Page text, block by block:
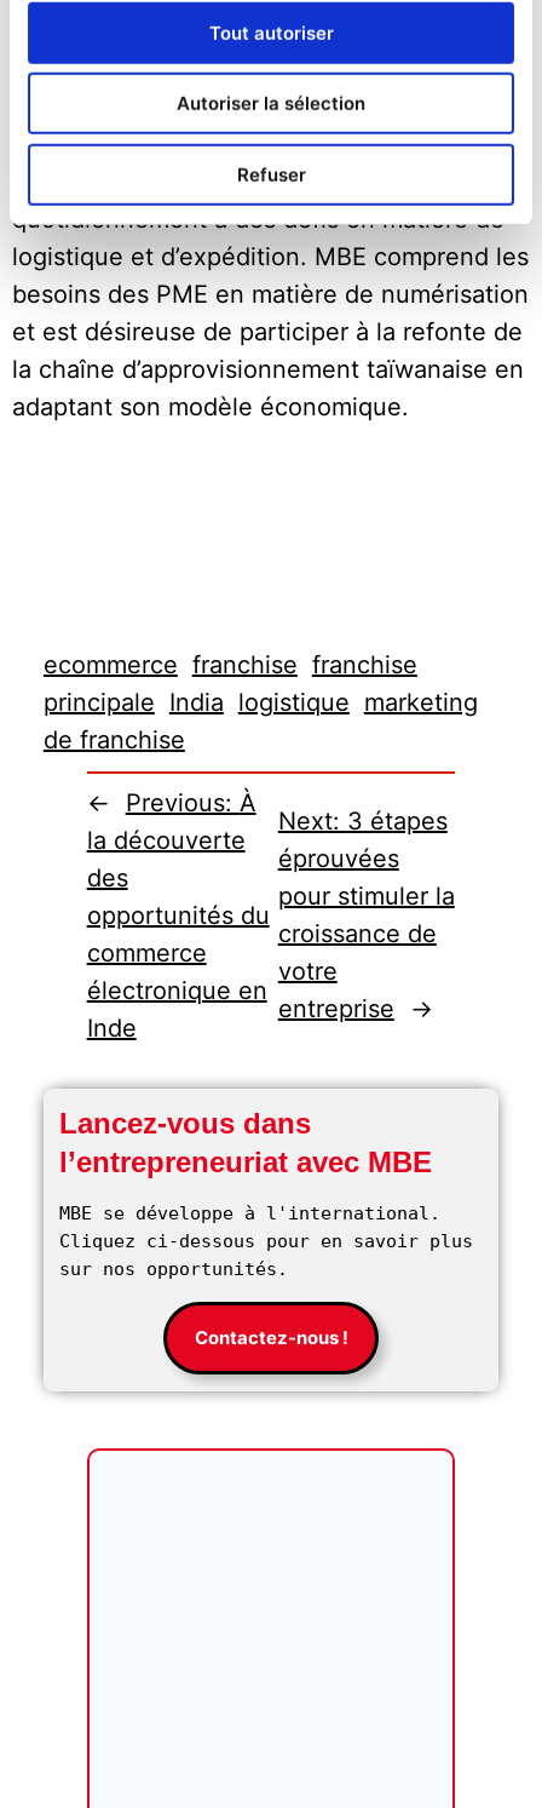
Tout autoriser
Autoriser la sélection
Refuser
Chez Mail Boxes Etc., nous cherchons à
intégrer les dernières technologies à notre
offre de services afin de proposer des
solutions encore plus personnalisées et
connectées à nos clients qui sont confrontés
quotidiennement à des défis en matière de
logistique et d’expédition. MBE comprend les
besoins des PME en matière de numérisation
et est désireuse de participer à la refonte de
la chaîne d’approvisionnement taïwanaise en
adaptant son modèle économique.
ecommerce franchise franchise
principale India logistique marketing
de franchise
← Previous: À
la découverte
des
opportunités du
commerce
électronique en
Inde
Next: 3 étapes
éprouvées
pour stimuler la
croissance de
votre
entreprise
→
Lancez-vous dans
l’entrepreneuriat avec MBE
MBE se développe à l'international.
Cliquez ci-dessous pour en savoir plus
sur nos opportunités.
Contactez-nous !